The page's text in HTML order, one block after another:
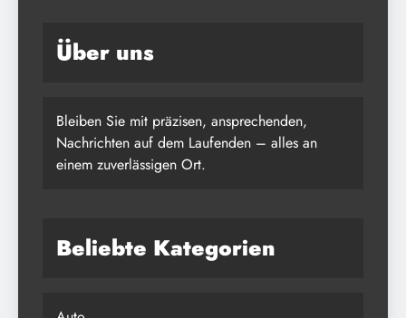
Über uns
Bleiben Sie mit präzisen, ansprechenden,
Nachrichten auf dem Laufenden – alles an
einem zuverlässigen Ort.
Beliebte Kategorien